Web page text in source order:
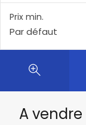
Prix min.
Par défaut
A